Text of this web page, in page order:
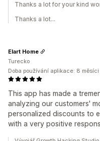
Thanks a lot for your kind
Thanks a lot...
This app has made a
analyzing our customers'
personalized discounts to
with a very positive
Elart Home
Turecko
Doba používání aplikace: 8 měsíci